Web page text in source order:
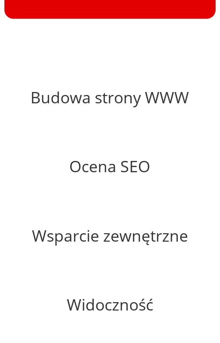
Budowa strony WWW
Ocena SEO
Wsparcie zewnętrzne
Widoczność